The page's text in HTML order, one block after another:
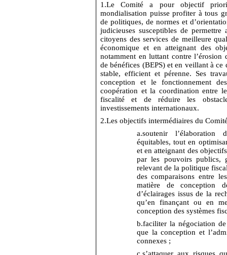
1.Le Comité a pour objectif
mondialisation puisse profiter à tous
de politiques, de normes et
judicieuses susceptibles de
citoyens des services de meilleure
économique et en atteignant des
notamment en luttant contre
de bénéfices (BEPS) et en veillant à
stable, efficient et pérenne. Ses
conception et le fonctionnement
coopération et la coordination entre
fiscalité et de réduire les
investissements internationaux.
2.Les objectifs intermédiaires du
a.soutenir l’élaboration
équitables, tout en
et en atteignant des
par les pouvoirs publics,
relevant de la politique
des comparaisons entre
matière de conception
d’éclairages issus de la
qu’en finançant ou en
conception des systèmes
b.faciliter la négociation
que la conception et
connexes ;